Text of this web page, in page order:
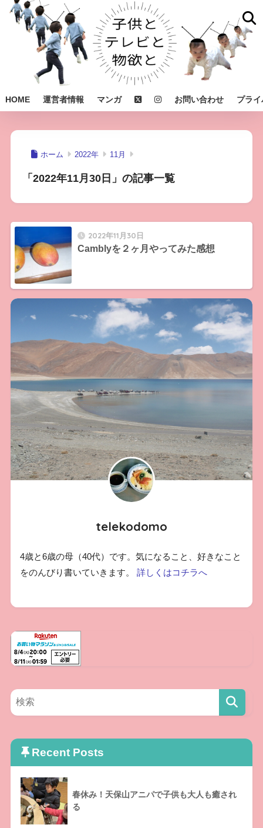
HOME 運営者情報 マンガ お問い合わせ プラ
ホーム 2022年 11月
「2022年11月30日」の記事一覧
2022年11月30日
Camblyを２ヶ月やってみた感想
telekodomo
4歳と6歳の母（40代）です。気になること、好きなこと
をのんびり書いていきます。 詳しくはコチラへ
Recent Posts
春休み！天保山アニパで子供も大人も癒され
る